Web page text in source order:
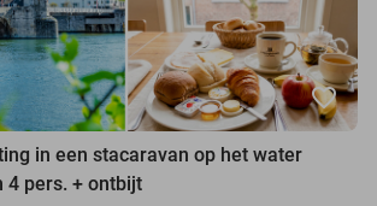
favorite_border
in een stacaravan op het water
4 pers. + ontbijt